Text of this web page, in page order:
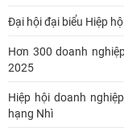
Đại hội đại biểu Hiệp
Hơn 300 doanh
2025
Hiệp hội doanh
hạng Nhì